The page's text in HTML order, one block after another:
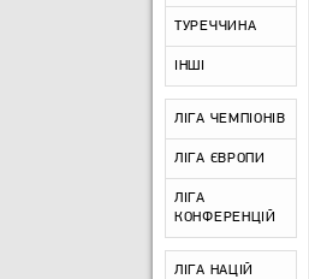
ТУРЕЧЧИНА
ІНШІ
ЛІГА ЧЕМПІОНІВ
ЛІГА ЄВРОПИ
ЛІГА
КОНФЕРЕНЦІЙ
ЛІГА НАЦІЙ